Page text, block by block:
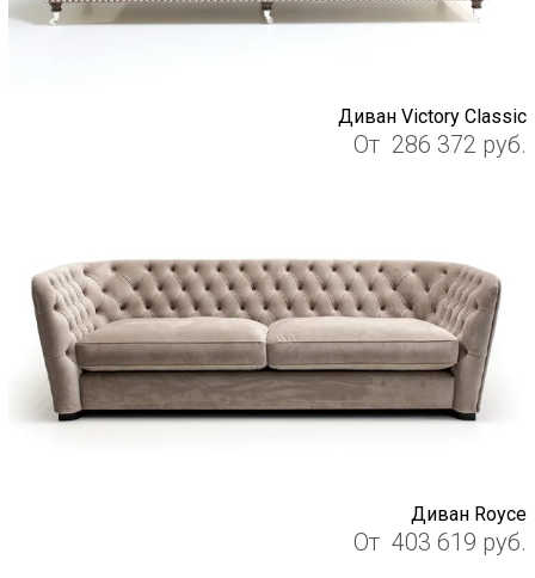
Диван Victory Classic
От 286 372 руб.
Диван Royce
От 403 619 руб.